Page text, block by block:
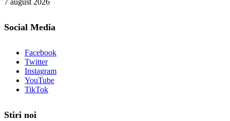
7 august 2026
Social Media
Facebook
Twitter
Instagram
YouTube
TikTok
Stiri noi